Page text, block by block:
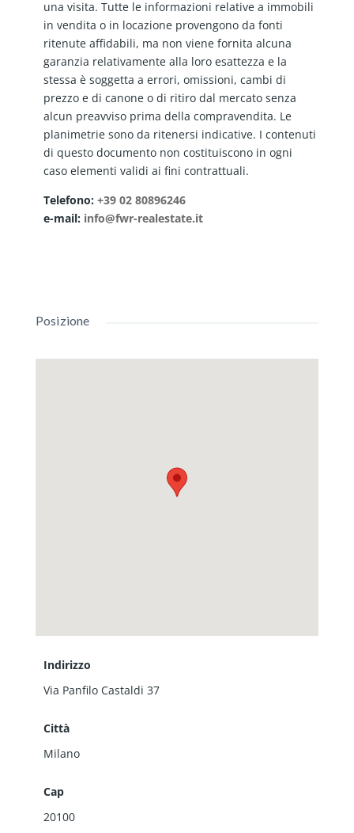
una visita. Tutte le informazioni relative a immobili
in vendita o in locazione provengono da fonti
ritenute affidabili, ma non viene fornita alcuna
garanzia relativamente alla loro esattezza e la
stessa è soggetta a errori, omissioni, cambi di
prezzo e di canone o di ritiro dal mercato senza
alcun preavviso prima della compravendita. Le
planimetrie sono da ritenersi indicative. I contenuti
di questo documento non costituiscono in ogni
caso elementi validi ai fini contrattuali.
Telefono: +39 02 80896246
e-mail: info@fwr-realestate.it
Posizione
Indirizzo
Via Panfilo Castaldi 37
Città
Milano
Cap
20100